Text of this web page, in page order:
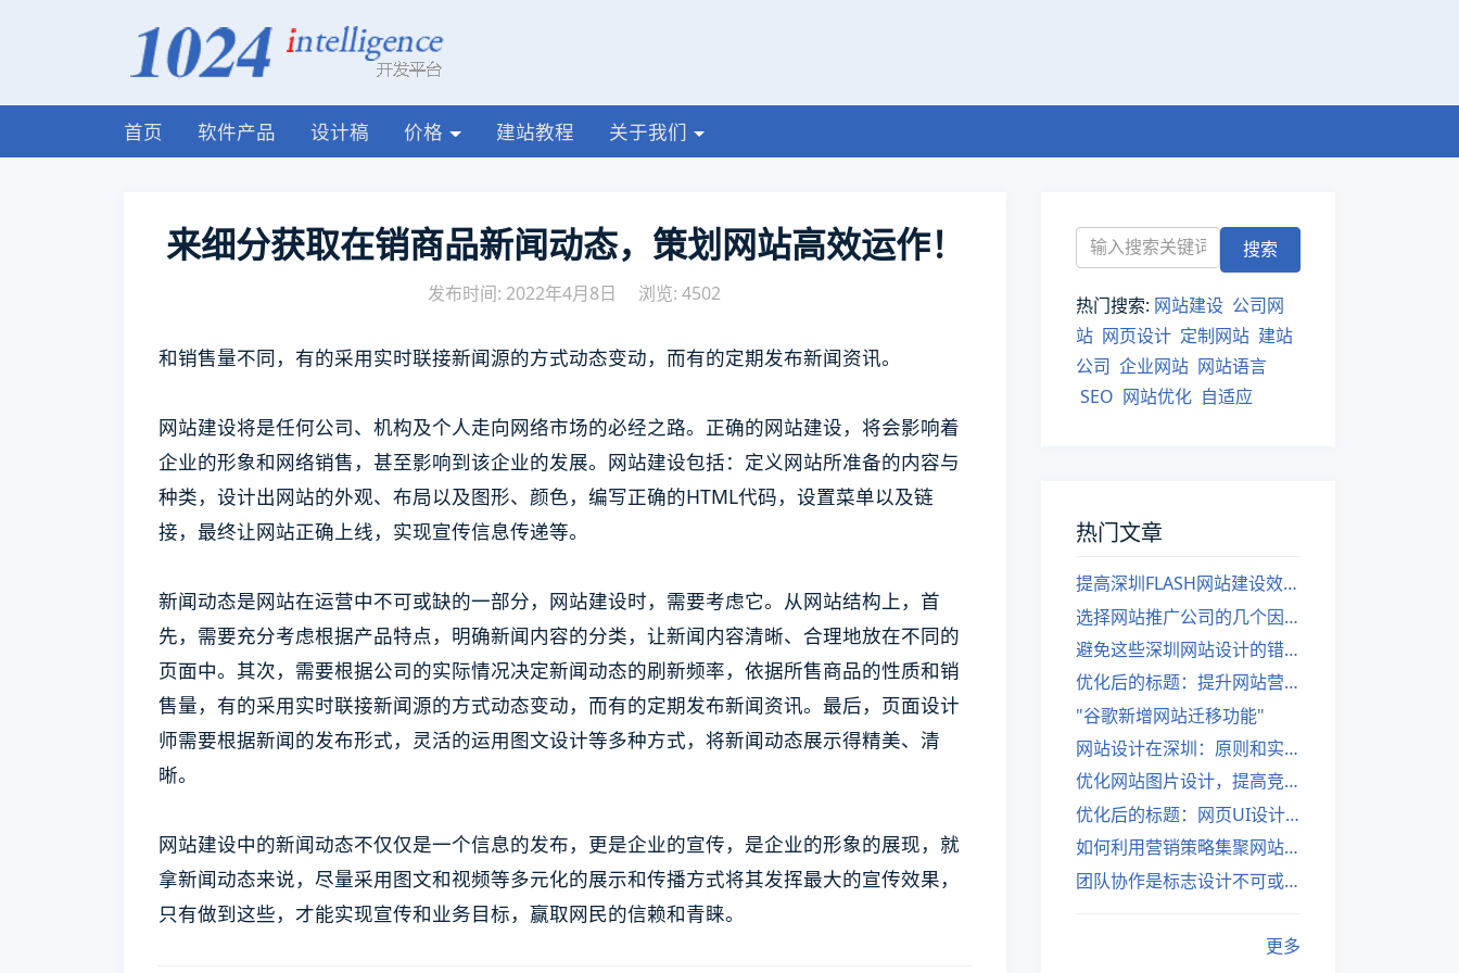
首页 软件产品 设计稿 价格 建站教程 关于我们
来细分获取在销商品新闻动态，策划网站高效运作！
发布时间: 2022年4月8日 浏览: 4502
和销售量不同，有的采用实时联接新闻源的方式动态变动，而有的定期发布新闻资讯。
网站建设将是任何公司、机构及个人走向网络市场的必经之路。正确的网站建设，将会影响着
企业的形象和网络销售，甚至影响到该企业的发展。网站建设包括：定义网站所准备的内容与
种类，设计出网站的外观、布局以及图形、颜色，编写正确的HTML代码，设置菜单以及链
接，最终让网站正确上线，实现宣传信息传递等。
新闻动态是网站在运营中不可或缺的一部分，网站建设时，需要考虑它。从网站结构上，首
先，需要充分考虑根据产品特点，明确新闻内容的分类，让新闻内容清晰、合理地放在不同的
页面中。其次，需要根据公司的实际情况决定新闻动态的刷新频率，依据所售商品的性质和销
售量，有的采用实时联接新闻源的方式动态变动，而有的定期发布新闻资讯。最后，页面设计
师需要根据新闻的发布形式，灵活的运用图文设计等多种方式，将新闻动态展示得精美、清
晰。
网站建设中的新闻动态不仅仅是一个信息的发布，更是企业的宣传，是企业的形象的展现，就
拿新闻动态来说，尽量采用图文和视频等多元化的展示和传播方式将其发挥最大的宣传效果，
只有做到这些，才能实现宣传和业务目标，赢取网民的信赖和青睐。
热门搜索: 网站建设 公司网
站 网页设计 定制网站 建站
公司 企业网站 网站语言
SEO 网站优化 自适应
热门文章
提高深圳FLASH网站建设效率的建议
选择网站推广公司的几个因素
避免这些深圳网站设计的错误
优化后的标题：提升网站营销绩效的策略
"谷歌新增网站迁移功能"
网站设计在深圳：原则和实践
优化网站图片设计，提高竞争力
优化后的标题：网页UI设计与APP UI设计应用软件
如何利用营销策略集聚网站流量
团队协作是标志设计不可或缺的一部分
更多